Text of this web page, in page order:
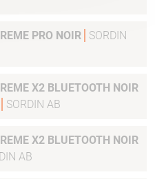
PRO NOIR
SORDIN
X2 BLUETOOTH NOIR
SORDIN AB
X2 BLUETOOTH NOIR
AB